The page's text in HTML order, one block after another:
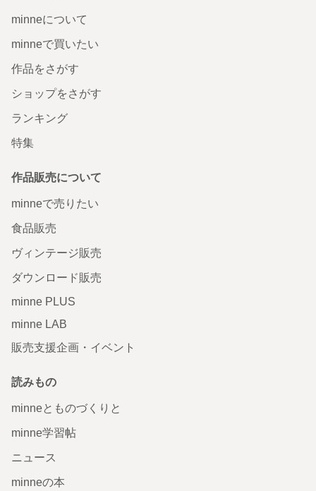
minneについて
minneで買いたい
作品をさがす
ショップをさがす
ランキング
特集
作品販売について
minneで売りたい
食品販売
ヴィンテージ販売
ダウンロード販売
minne PLUS
minne LAB
販売支援企画・イベント
読みもの
minneとものづくりと
minne学習帖
ニュース
minneの本